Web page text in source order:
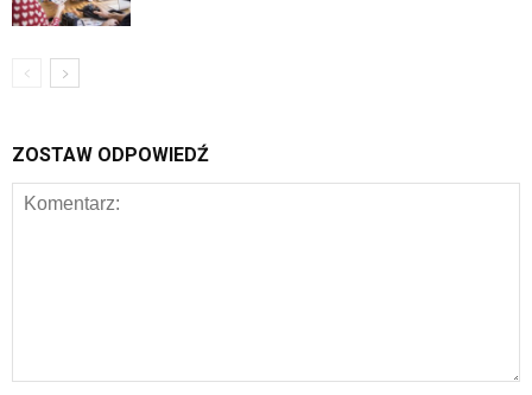
ZOSTAW ODPOWIEDŹ